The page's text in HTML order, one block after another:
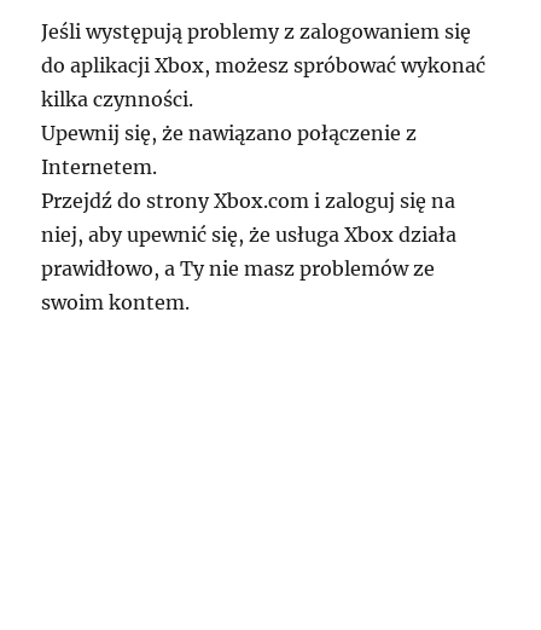
Jeśli występują problemy z zalogowaniem się
do aplikacji Xbox, możesz spróbować wykonać
kilka czynności.
Upewnij się, że nawiązano połączenie z
Internetem.
Przejdź do strony Xbox.com i zaloguj się na
niej, aby upewnić się, że usługa Xbox działa
prawidłowo, a Ty nie masz problemów ze
swoim kontem.